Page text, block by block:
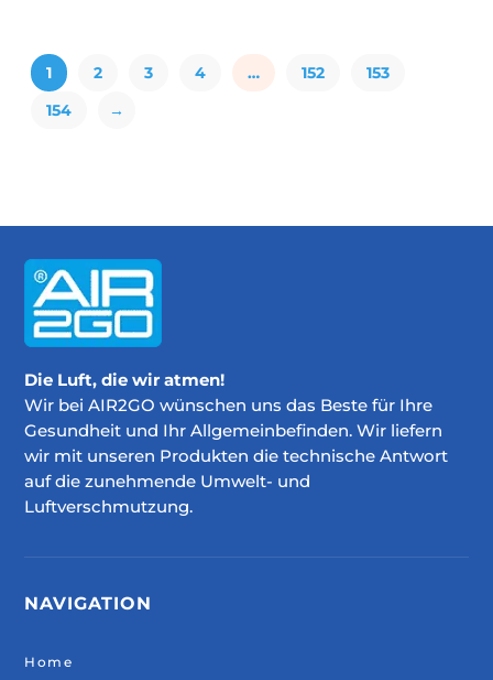
1 2 3 4 … 152
153
154
→
Die Luft, die wir atmen!
Wir bei AIR2GO wünschen uns das Beste für Ihre
Gesundheit und Ihr Allgemeinbefinden. Wir liefern
wir mit unseren Produkten die technische Antwort
auf die zunehmende Umwelt- und
Luftverschmutzung.
NAVIGATION
Home